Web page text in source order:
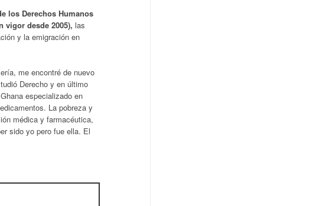
los Derechos Humanos
vigor desde 2005), las
y la emigración en
me encontré de nuevo
Derecho y en último
especializado en
La pobreza y
médica y farmacéutica,
sido yo pero fue ella. El